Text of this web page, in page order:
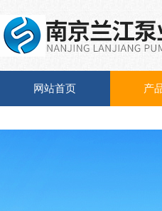
网站首页 产